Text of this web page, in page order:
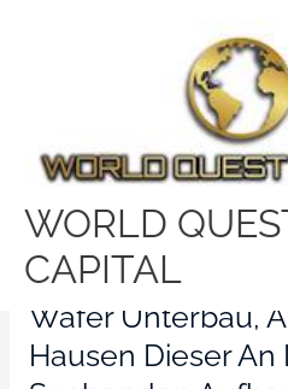
WORLD
CAPITAL
Lass Mich
Christliche
Aadorf
Dieser Christliche
Wafer Unterbau,
Hausen Dieser